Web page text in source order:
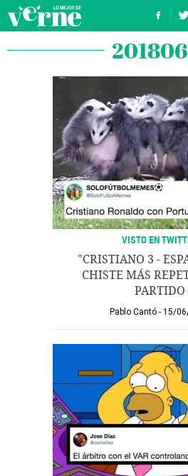
VISTO EN
"CRISTIANO 3 -
CHISTE MÁS
PARTIDO
Pablo Cantó 15/